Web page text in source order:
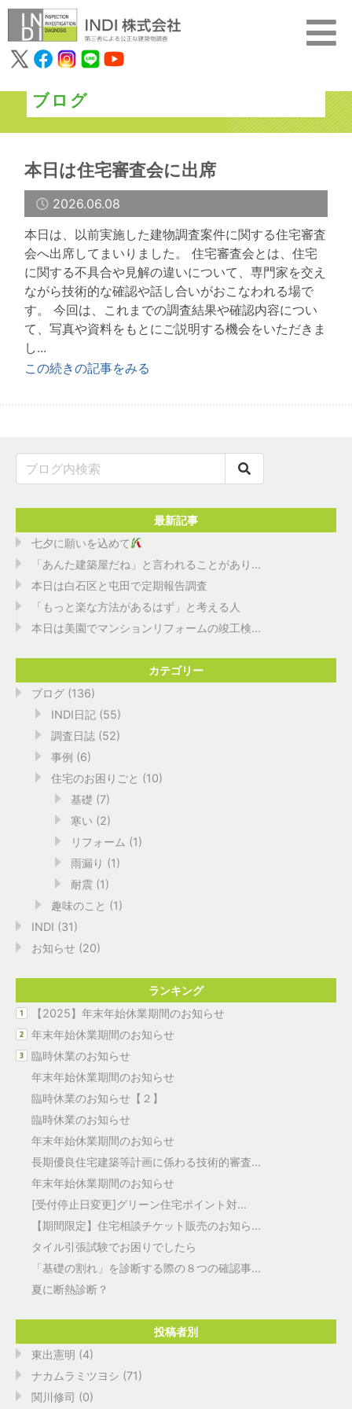
ブログ
本日は住宅審査会に出席
2026.06.08
本日は、以前実施した建物調査案件に関する住宅審査
会へ出席してまいりました。 住宅審査会とは、住宅
に関する不具合や見解の違いについて、専門家を交え
ながら技術的な確認や話し合いがおこなわれる場で
す。 今回は、これまでの調査結果や確認内容につい
て、写真や資料をもとにご説明する機会をいただきま
し...
この続きの記事をみる
最新記事
七夕に願いを込めて
「あんた建築屋だね」と言われることがあり...
本日は白石区と屯田で定期報告調査
「もっと楽な方法があるはず」と考える人
本日は美園でマンションリフォームの竣工検...
カテゴリー
ブログ (136)
INDI日記 (55)
調査日誌 (52)
事例 (6)
住宅のお困りごと (10)
基礎 (7)
寒い (2)
リフォーム (1)
雨漏り (1)
耐震 (1)
趣味のこと (1)
INDI (31)
お知らせ (20)
ランキング
【2025】年末年始休業期間のお知らせ
年末年始休業期間のお知らせ
臨時休業のお知らせ
年末年始休業期間のお知らせ
臨時休業のお知らせ【２】
臨時休業のお知らせ
年末年始休業期間のお知らせ
長期優良住宅建築等計画に係わる技術的審査...
年末年始休業期間のお知らせ
[受付停止日変更]グリーン住宅ポイント対...
【期間限定】住宅相談チケット販売のお知ら...
タイル引張試験でお困りでしたら
「基礎の割れ」を診断する際の８つの確認事...
夏に断熱診断？
投稿者別
東出憲明 (4)
ナカムラミツヨシ (71)
関川修司 (0)